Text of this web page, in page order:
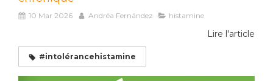
10 Mar 2026 Andréa Fernández histamine
Lire l'article
#intolérancehistamine